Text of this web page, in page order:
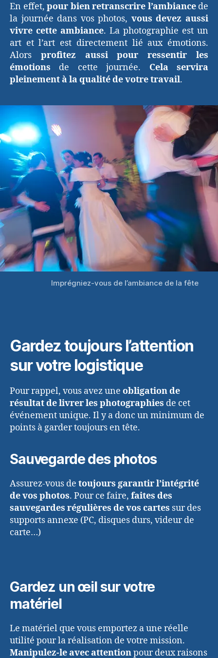
En effet, pour bien retranscrire l’ambiancede
la journée dans vos photos, vous devez aussi
vivre cette ambiance. La photographie est un
art et l’art est directement lié aux émotions.
Alors profitez aussi pour ressentir les
émotions de cette journée. Cela servira
pleinement à la qualité de votre travail.
Imprégniez-vous de l’ambiance de la fête
Gardez toujours l’attention
sur votre logistique
Pour rappel, vous avez une obligation de
résultat de livrer les photographies de cet
événement unique. Il y a donc un minimum de
points à garder toujours en tête.
Sauvegarde des photos
Assurez-vous de toujours garantir l’intégrité
de vos photos. Pour ce faire, faites des
sauvegardes régulières de vos cartes sur des
supports annexe (PC, disques durs, videur de
carte…)
Gardez un œil sur votre
matériel
Le matériel que vous emportez a une réelle
utilité pour la réalisation de votre mission.
Manipulez-le avec attentionpour deux raisons